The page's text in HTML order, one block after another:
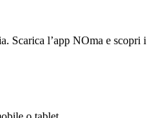
l’app NOma e